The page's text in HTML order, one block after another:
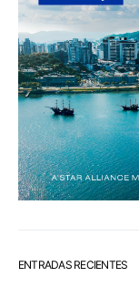
ENTRADAS RECIENTES